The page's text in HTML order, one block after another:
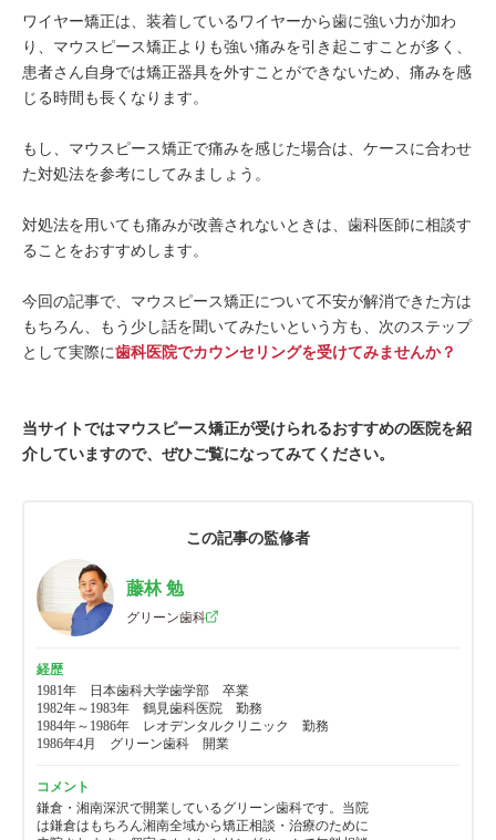
ワイヤー矯正は、装着しているワイヤーから歯に強い力が加わ
り、マウスピース矯正よりも強い痛みを引き起こすことが多く、
患者さん自身では矯正器具を外すことができないため、痛みを感
じる時間も長くなります。
もし、マウスピース矯正で痛みを感じた場合は、ケースに合わせ
た対処法を参考にしてみましょう。
対処法を用いても痛みが改善されないときは、歯科医師に相談す
ることをおすすめします。
今回の記事で、マウスピース矯正について不安が解消できた方は
もちろん、もう少し話を聞いてみたいという方も、次のステップ
として実際に歯科医院でカウンセリングを受けてみませんか？
当サイトではマウスピース矯正が受けられるおすすめの医院を紹
介していますので、ぜひご覧になってみてください。
この記事の監修者
藤林 勉
グリーン歯科
経歴
1981年　日本歯科大学歯学部　卒業
1982年～1983年　鶴見歯科医院　勤務
1984年～1986年　レオデンタルクリニック　勤務
1986年4月　グリーン歯科　開業
コメント
鎌倉・湘南深沢で開業しているグリーン歯科です。当院
は鎌倉はもちろん湘南全域から矯正相談・治療のために